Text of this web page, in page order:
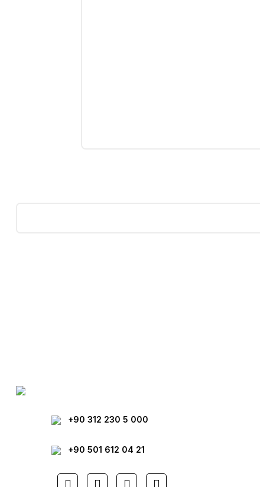
+90 312 230 5 000
+90 501 612 04 21